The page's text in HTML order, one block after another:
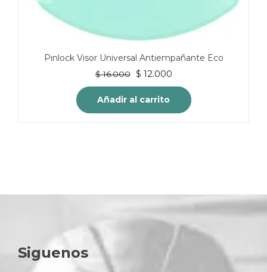
Pinlock Visor Universal Antiempañante Eco
$16.000 El
precio
original
era:
$ 12.000El
precio
actual
es:
Añadir al carrito
Siguenos